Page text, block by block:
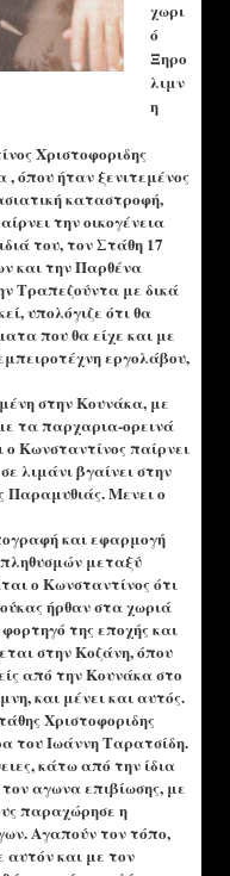
χωρι
ό
Ξηρο
λιμν
η
Χριστοφοριδης
όπου ήταν ξενιτεμένος
καταστροφή,
την οικογένεια
του, τον Στάθη 17
και την Παρθένα
Τραπεζούντα με δικά
υπολόγιζε ότι θα
που θα είχε και με
εργολάβου,
στην Κουνάκα, με
τα παρχαρια-ορεινά
ο Κωνσταντίνος παίρνει
λιμάνι βγαίνει στην
Παραμυθιάς. Μενει ο
και εφαρμογή
μεταξύ
ο Κωνσταντίνος ότι
ήρθαν στα χωριά
της εποχής και
στην Κοζάνη, όπου
από την Κουνάκα στο
και μένει και αυτός.
Χριστοφοριδης
του Ιωάννη Ταρατσίδη.
κάτω από την ίδια
τον αγωνα επιβίωσης, με
παραχώρησε η
Αγαπούν τον τόπο,
αυτόν και με τον